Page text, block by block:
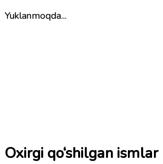
Yuklanmoqda...
Oxirgi qo‘shilgan ismlar